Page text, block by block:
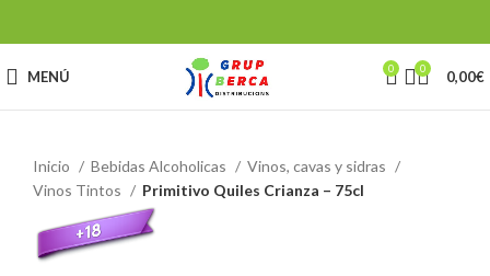
MENÚ 0 0 0,00€
Inicio Bebidas Alcoholicas
Vinos, cavas y sidras
Vinos Tintos
Primitivo Quiles Crianza – 75cl